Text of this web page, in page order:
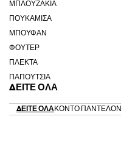
ΜΠΛΟΥΖΆΚΙΑ
ΠΟΥΚΆΜΙΣΑ
ΜΠΟΥΦΆΝ
ΦΟΎΤΕΡ
ΠΛΕΚΤΆ
ΠΑΠΟΎΤΣΙΑ
ΔΕΊΤΕ ΌΛΑ
ΔΕΊΤΕ ΌΛΑΚΟΝΤΌ ΠΑΝΤΕΛΌΝΙ